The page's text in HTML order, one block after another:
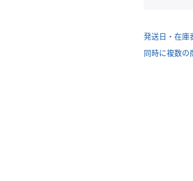
発送日・在庫
同時に複数の